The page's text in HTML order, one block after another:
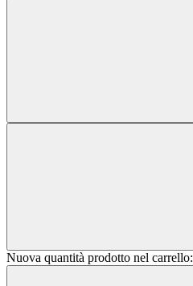
Nuova quantità prodotto nel carrello: